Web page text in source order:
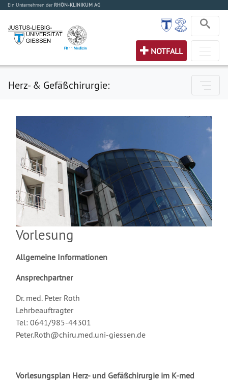
Ein Unternehmen der RHÖN-KLINIKUM AG
NOTFALL
Herz- & Gefäßchirurgie:
Vorlesung
Allgemeine Informationen
Ansprechpartner
Dr. med. Peter Roth
Lehrbeauftragter
Tel: 0641/985-44301
Peter.Roth@chiru.med.uni-giessen.de
Vorlesungsplan Herz- und Gefäßchirurgie im K-med